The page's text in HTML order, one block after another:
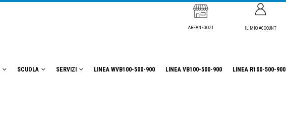
AREANEGOZI IL MIO ACCOUNT
SCUOLA SERVIZI LINEA WVB100-500-900 LINEA VB100-500-900 LINEA R100-500-900